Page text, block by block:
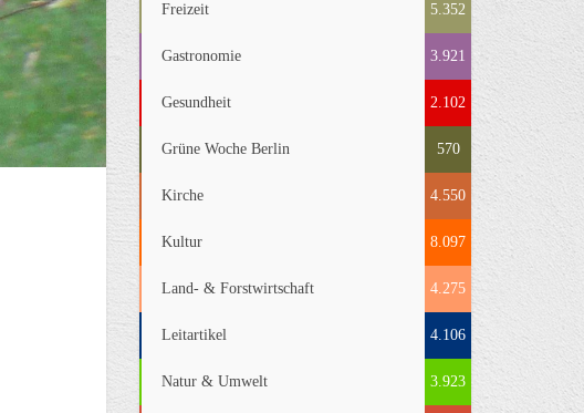
Freizeit 5.352
Gastronomie 3.921
Gesundheit 2.102
Grüne Woche Berlin 570
Kirche 4.550
Kultur 8.097
Land- & Forstwirtschaft 4.275
Leitartikel 4.106
Natur & Umwelt 3.923